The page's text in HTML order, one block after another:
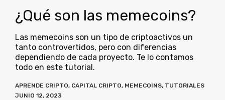
¿Qué son las memecoins?
Las memecoins son un tipo de criptoactivos un
tanto controvertidos, pero con diferencias
dependiendo de cada proyecto. Te lo contamos
todo en este tutorial.
APRENDE CRIPTO, CAPITAL CRIPTO, MEMECOINS, TUTORIALES
JUNIO 12, 2023